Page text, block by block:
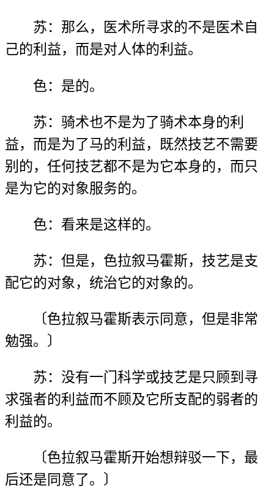
苏：那么，医术所寻求的不是医术自
己的利益，而是对人体的利益。
色：是的。
苏：骑术也不是为了骑术本身的利
益，而是为了马的利益，既然技艺不需要
别的，任何技艺都不是为它本身的，而只
是为它的对象服务的。
色：看来是这样的。
苏：但是，色拉叙马霍斯，技艺是支
配它的对象，统治它的对象的。
〔色拉叙马霍斯表示同意，但是非常
勉强。〕
苏：没有一门科学或技艺是只顾到寻
求强者的利益而不顾及它所支配的弱者的
利益的。
〔色拉叙马霍斯开始想辩驳一下，最
后还是同意了。〕